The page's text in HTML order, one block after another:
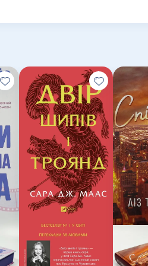
заплатити йому… чи їй.